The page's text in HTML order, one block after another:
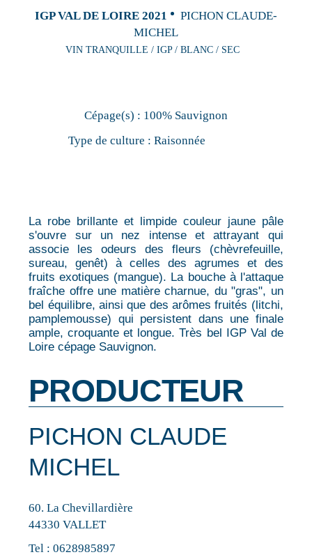
IGP VAL DE LOIRE 2021
PICHON CLAUDE-
MICHEL
VIN TRANQUILLE / IGP / BLANC / SEC
Cépage(s) : 100% Sauvignon
Type de culture : Raisonnée
La robe brillante et limpide couleur jaune pâle
s'ouvre sur un nez intense et attrayant qui
associe les odeurs des fleurs (chèvrefeuille,
sureau, genêt) à celles des agrumes et des
fruits exotiques (mangue). La bouche à l'attaque
fraîche offre une matière charnue, du "gras", un
bel équilibre, ainsi que des arômes fruités (litchi,
pamplemousse) qui persistent dans une finale
ample, croquante et longue. Très bel IGP Val de
Loire cépage Sauvignon.
PRODUCTEUR
PICHON CLAUDE
MICHEL
60. La Chevillardière
44330 VALLET
Tel :0628985897